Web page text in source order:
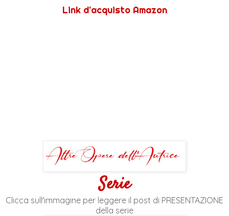
Link d'acquisto Amazon
Serie
Clicca sull'immagine per leggere il post di PRESENTAZIONE
della serie